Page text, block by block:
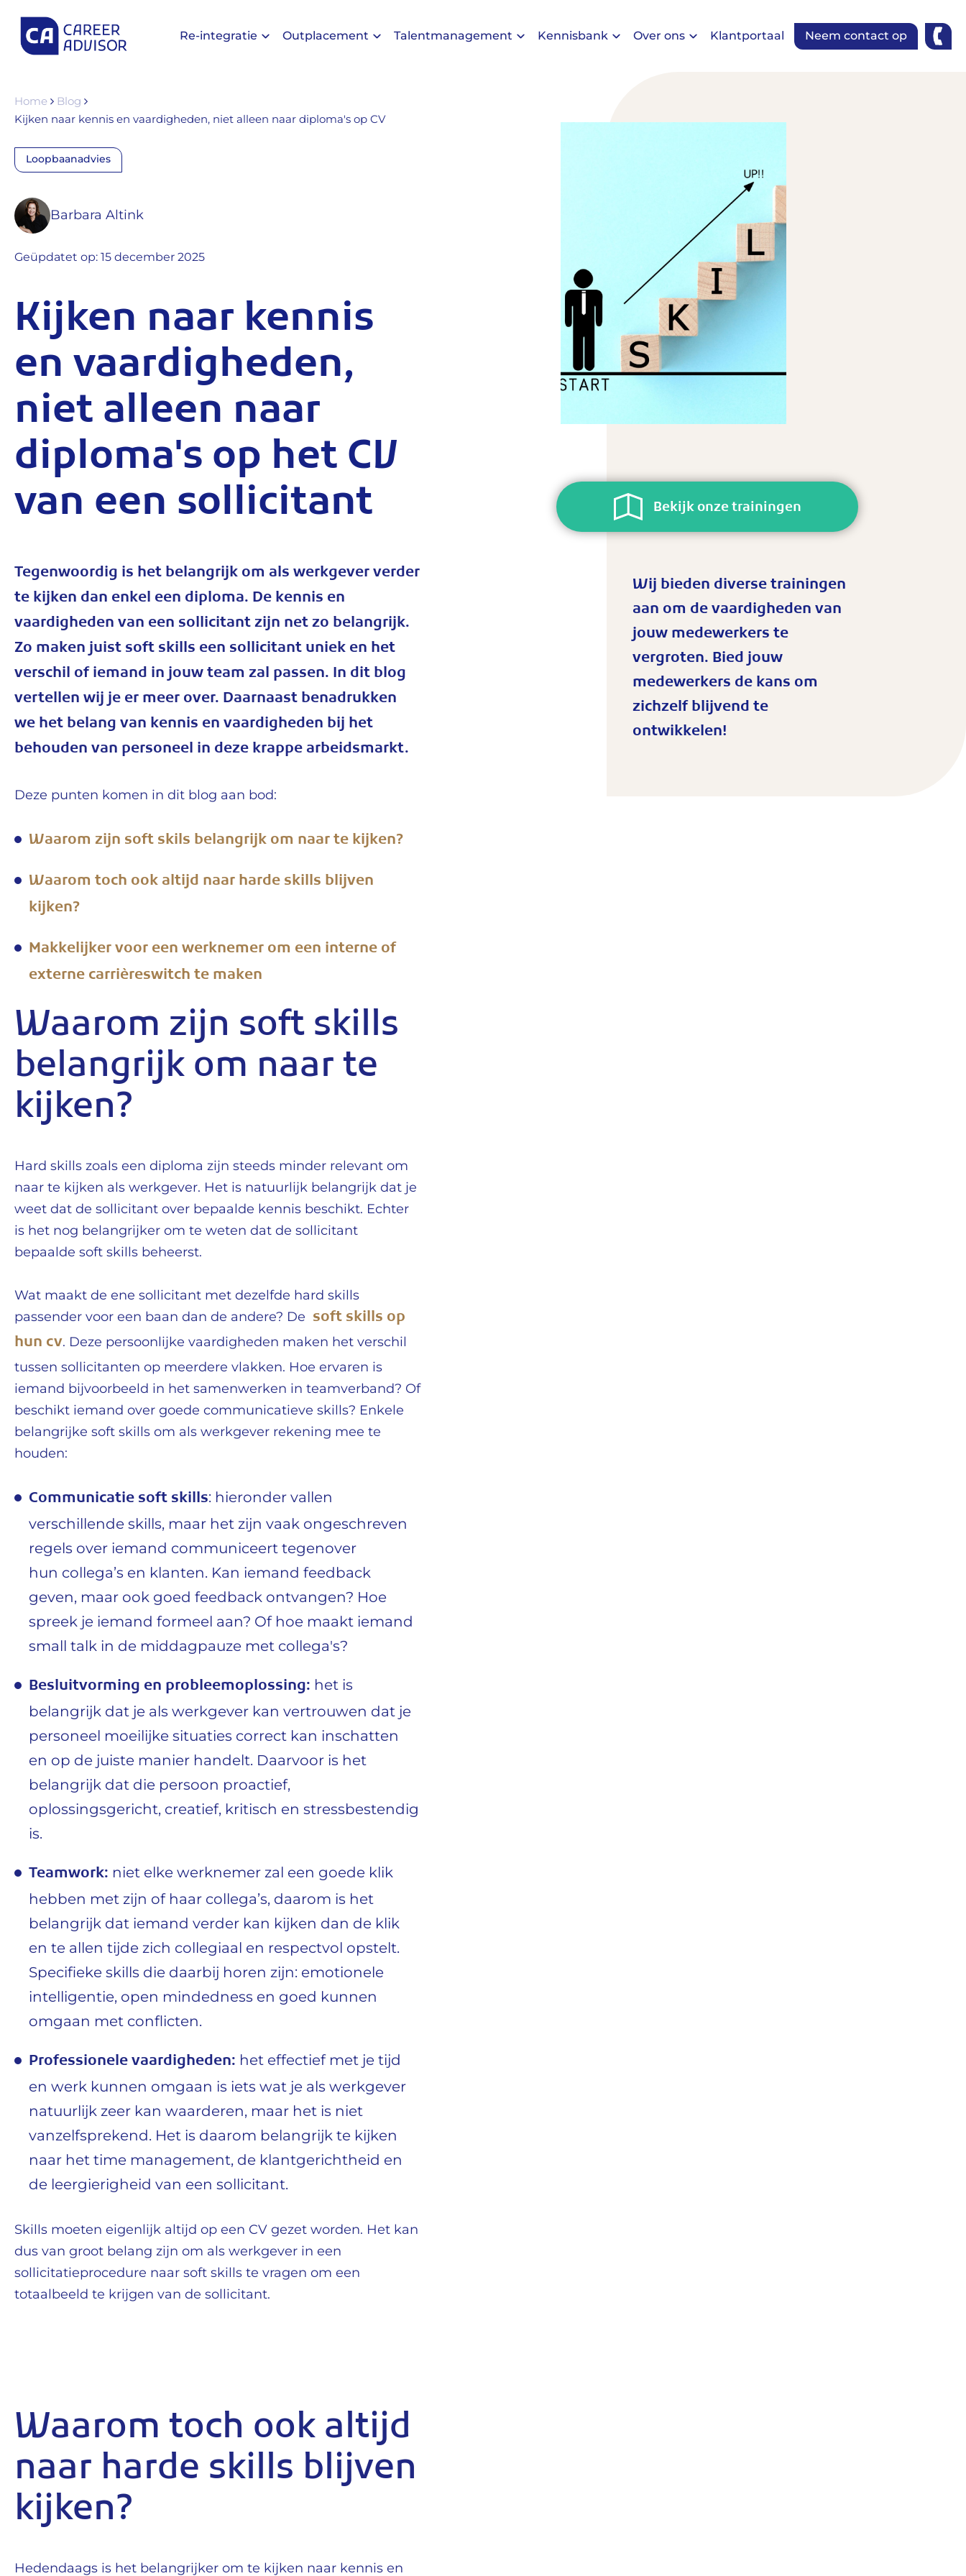
Re-integratie Outplacement Talentmanagement Kennisbank Over ons Klantportaal Neem contact op
Home
Blog
Kijken naar kennis en vaardigheden, niet alleen naar diploma's op CV
Loopbaanadvies
Barbara Altink
Geüpdatet op: 15 december 2025
Kijken naar kennis
en vaardigheden,
niet alleen naar
diploma's op het CV
van een sollicitant
Tegenwoordig is het belangrijk om als werkgever verder
te kijken dan enkel een diploma. De kennis en
vaardigheden van een sollicitant zijn net zo belangrijk.
Zo maken juist soft skills een sollicitant uniek en het
verschil of iemand in jouw team zal passen. In dit blog
vertellen wij je er meer over. Daarnaast benadrukken
we het belang van kennis en vaardigheden bij het
behouden van personeel in deze krappe arbeidsmarkt.
Deze punten komen in dit blog aan bod:
Waarom zijn soft skils belangrijk om naar te kijken?
Waarom toch ook altijd naar harde skills blijven
kijken?
Makkelijker voor een werknemer om een interne of
externe carrièreswitch te maken
Waarom zijn soft skills
belangrijk om naar te
kijken?
Hard skills zoals een diploma zijn steeds minder relevant om
naar te kijken als werkgever. Het is natuurlijk belangrijk dat je
weet dat de sollicitant over bepaalde kennis beschikt. Echter
is het nog belangrijker om te weten dat de sollicitant
bepaalde soft skills beheerst.
Wat maakt de ene sollicitant met dezelfde hard skills
passender voor een baan dan de andere? De soft skills op
hun cv. Deze persoonlijke vaardigheden maken het verschil
tussen sollicitanten op meerdere vlakken. Hoe ervaren is
iemand bijvoorbeeld in het samenwerken in teamverband? Of
beschikt iemand over goede communicatieve skills? Enkele
belangrijke soft skills om als werkgever rekening mee te
houden:
Communicatie soft skills: hieronder vallen
verschillende skills, maar het zijn vaak ongeschreven
regels over iemand communiceert tegenover
hun collega’s en klanten. Kan iemand feedback
geven, maar ook goed feedback ontvangen? Hoe
spreek je iemand formeel aan? Of hoe maakt iemand
small talk in de middagpauze met collega's?
Besluitvorming en probleemoplossing: het is
belangrijk dat je als werkgever kan vertrouwen dat je
personeel moeilijke situaties correct kan inschatten
en op de juiste manier handelt. Daarvoor is het
belangrijk dat die persoon proactief,
oplossingsgericht, creatief, kritisch en stressbestendig
is.
Teamwork: niet elke werknemer zal een goede klik
hebben met zijn of haar collega’s, daarom is het
belangrijk dat iemand verder kan kijken dan de klik
en te allen tijde zich collegiaal en respectvol opstelt.
Specifieke skills die daarbij horen zijn: emotionele
intelligentie, open mindedness en goed kunnen
omgaan met conflicten.
Professionele vaardigheden: het effectief met je tijd
en werk kunnen omgaan is iets wat je als werkgever
natuurlijk zeer kan waarderen, maar het is niet
vanzelfsprekend. Het is daarom belangrijk te kijken
naar het time management, de klantgerichtheid en
de leergierigheid van een sollicitant.
Skills moeten eigenlijk altijd op een CV gezet worden. Het kan
dus van groot belang zijn om als werkgever in een
sollicitatieprocedure naar soft skills te vragen om een
totaalbeeld te krijgen van de sollicitant.
Waarom toch ook altijd
naar harde skills blijven
kijken?
Hedendaags is het belangrijker om te kijken naar kennis en
Bekijk onze trainingen
Wij bieden diverse trainingen
aan om de vaardigheden van
jouw medewerkers te
vergroten. Bied jouw
medewerkers de kans om
zichzelf blijvend te
ontwikkelen!